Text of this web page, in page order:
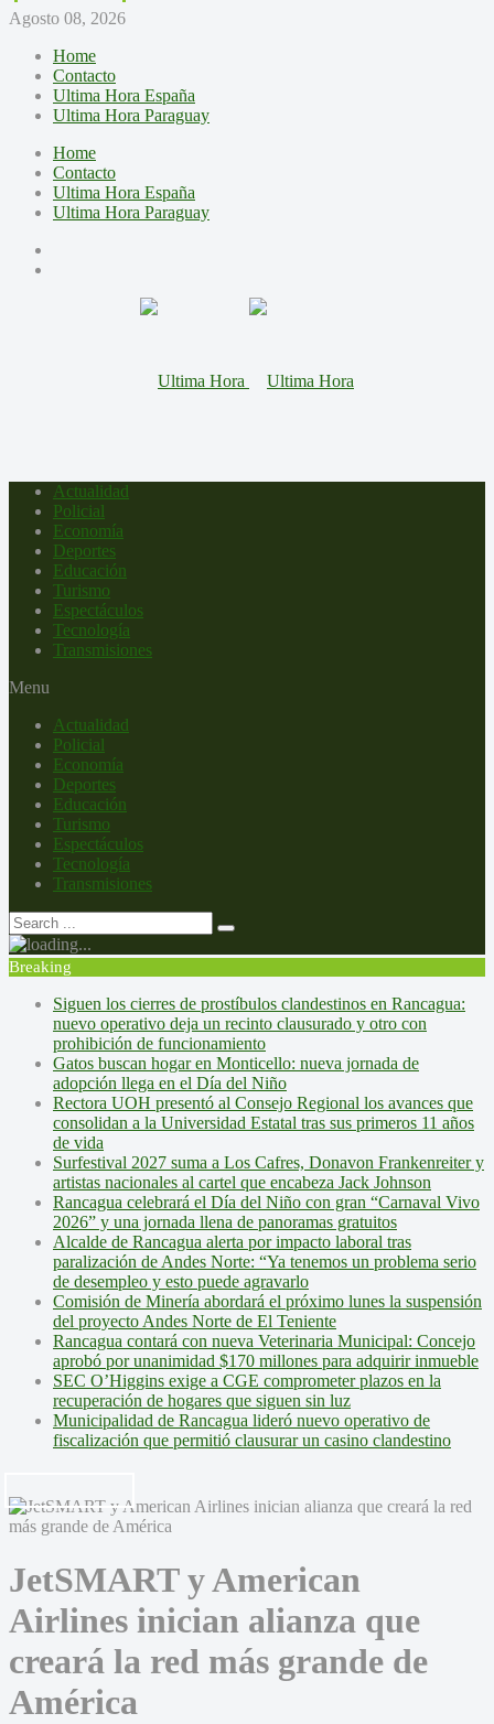
Agosto 08, 2026
Home
Contacto
Ultima Hora España
Ultima Hora Paraguay
Home
Contacto
Ultima Hora España
Ultima Hora Paraguay
Actualidad
Policial
Economía
Deportes
Educación
Turismo
Espectáculos
Tecnología
Transmisiones
Menu
Actualidad
Policial
Economía
Deportes
Educación
Turismo
Espectáculos
Tecnología
Transmisiones
Breaking
Siguen los cierres de prostíbulos clandestinos en Rancagua:
nuevo operativo deja un recinto clausurado y otro con
prohibición de funcionamiento
Gatos buscan hogar en Monticello: nueva jornada de
adopción llega en el Día del Niño
Rectora UOH presentó al Consejo Regional los avances que
consolidan a la Universidad Estatal tras sus primeros 11 años
de vida
Surfestival 2027 suma a Los Cafres, Donavon Frankenreiter y
artistas nacionales al cartel que encabeza Jack Johnson
Rancagua celebrará el Día del Niño con gran “Carnaval Vivo
2026” y una jornada llena de panoramas gratuitos
Alcalde de Rancagua alerta por impacto laboral tras
paralización de Andes Norte: “Ya tenemos un problema serio
de desempleo y esto puede agravarlo
Comisión de Minería abordará el próximo lunes la suspensión
del proyecto Andes Norte de El Teniente
Rancagua contará con nueva Veterinaria Municipal: Concejo
aprobó por unanimidad $170 millones para adquirir inmueble
SEC O’Higgins exige a CGE comprometer plazos en la
recuperación de hogares que siguen sin luz
Municipalidad de Rancagua lideró nuevo operativo de
fiscalización que permitió clausurar un casino clandestino
JetSMART y American
Airlines inician alianza que
creará la red más grande de
América